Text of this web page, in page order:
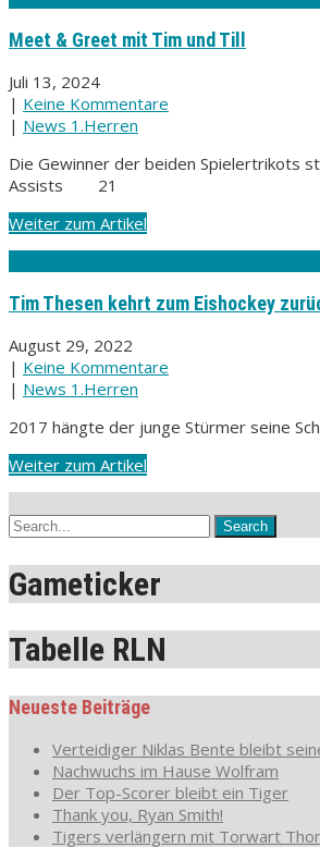
Meet & Greet mit Tim und Till
Juli 13, 2024
| Keine Kommentare
| News 1.Herren
Die Gewinner der beiden
Assists 21
Weiter zum Artikel
Tim Thesen kehrt zum Eishockey
August 29, 2022
| Keine Kommentare
| News 1.Herren
2017 hängte der junge Stürmer seine
Weiter zum Artikel
Gameticker
Tabelle RLN
Neueste Beiträge
Verteidiger Niklas Bente bleibt
Nachwuchs im Hause Wolfram
Der Top-Scorer bleibt ein Tiger
Thank you, Ryan Smith!
Tigers verlängern mit Torwart